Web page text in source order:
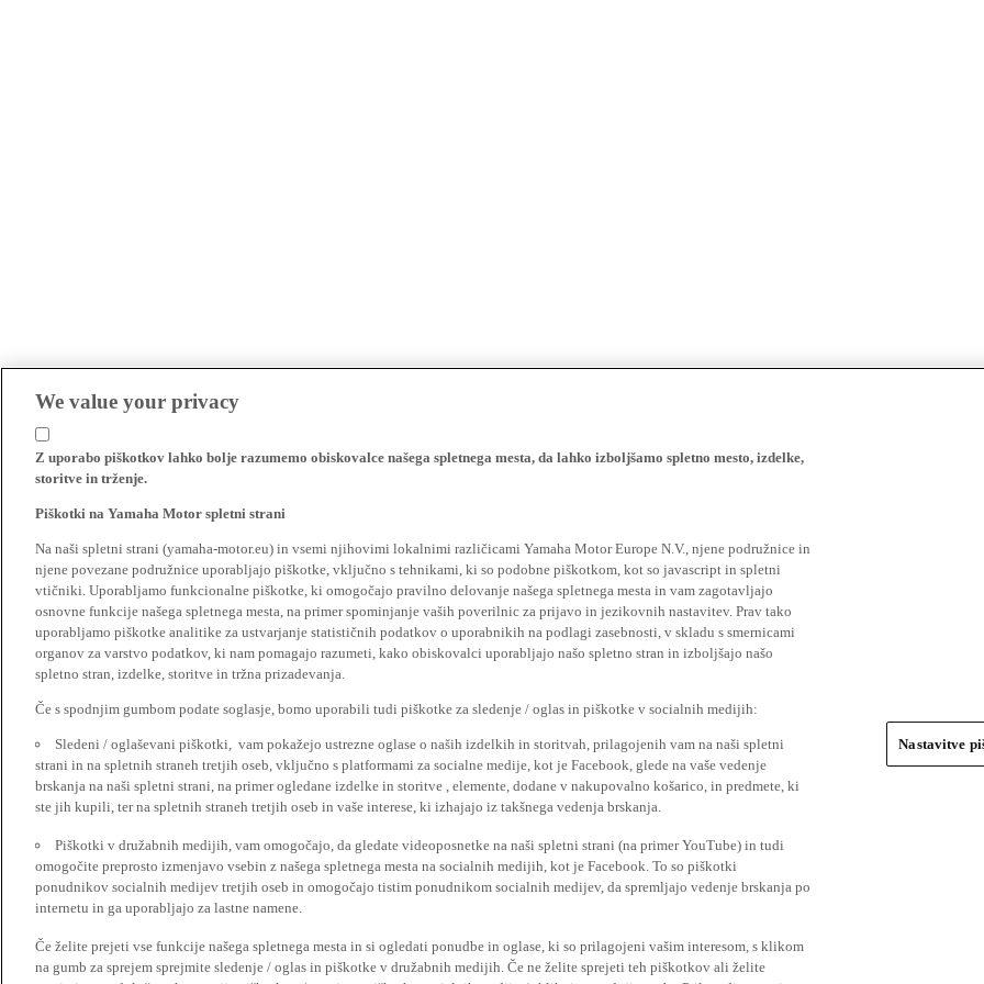
We value your privacy
Z uporabo piškotkov lahko bolje razumemo obiskovalce našega spletnega mesta, da lahko izboljšamo spletno mesto, izdelke,
storitve in trženje.
Piškotki na Yamaha Motor spletni strani
Na naši spletni strani (yamaha-motor.eu) in vsemi njihovimi lokalnimi različicami Yamaha Motor Europe N.V., njene podružnice in
njene povezane podružnice uporabljajo piškotke, vključno s tehnikami, ki so podobne piškotkom, kot so javascript in spletni
vtičniki. Uporabljamo funkcionalne piškotke, ki omogočajo pravilno delovanje našega spletnega mesta in vam zagotavljajo
osnovne funkcije našega spletnega mesta, na primer spominjanje vaših poverilnic za prijavo in jezikovnih nastavitev. Prav tako
uporabljamo piškotke analitike za ustvarjanje statističnih podatkov o uporabnikih na podlagi zasebnosti, v skladu s smernicami
organov za varstvo podatkov, ki nam pomagajo razumeti, kako obiskovalci uporabljajo našo spletno stran in izboljšajo našo
spletno stran, izdelke, storitve in tržna prizadevanja.
Če s spodnjim gumbom podate soglasje, bomo uporabili tudi piškotke za sledenje / oglas in piškotke v socialnih medijih:
Sledeni / oglaševani piškotki, vam pokažejo ustrezne oglase o naših izdelkih in storitvah, prilagojenih vam na naši spletni
strani in na spletnih straneh tretjih oseb, vključno s platformami za socialne medije, kot je Facebook, glede na vaše vedenje
brskanja na naši spletni strani, na primer ogledane izdelke in storitve , elemente, dodane v nakupovalno košarico, in predmete, ki
ste jih kupili, ter na spletnih straneh tretjih oseb in vaše interese, ki izhajajo iz takšnega vedenja brskanja.
Piškotki v družabnih medijih, vam omogočajo, da gledate videoposnetke na naši spletni strani (na primer YouTube) in tudi
omogočite preprosto izmenjavo vsebin z našega spletnega mesta na socialnih medijih, kot je Facebook. To so piškotki
ponudnikov socialnih medijev tretjih oseb in omogočajo tistim ponudnikom socialnih medijev, da spremljajo vedenje brskanja po
internetu in ga uporabljajo za lastne namene.
Če želite prejeti vse funkcije našega spletnega mesta in si ogledati ponudbe in oglase, ki so prilagojeni vašim interesom, s klikom
na gumb za sprejem sprejmite sledenje / oglas in piškotke v družabnih medijih. Če ne želite sprejeti teh piškotkov ali želite
Nastavitve